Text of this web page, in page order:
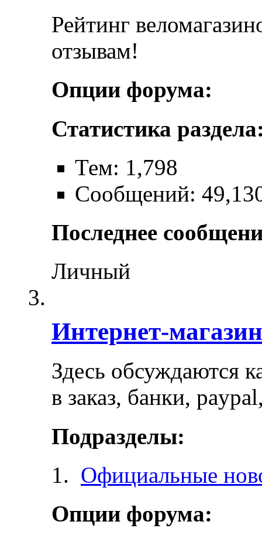
Рейтинг
отзывам!
Опции форума:
Статистика
Тем: 1,798
Сообщений:
Последнее
Личный
Интернет-
Здесь обсуждаются
в заказ, банки,
Подразделы:
Официальные
Опции форума: